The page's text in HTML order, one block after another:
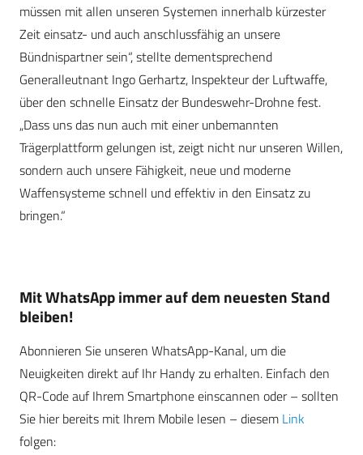
müssen mit allen unseren Systemen innerhalb kürzester
Zeit einsatz- und auch anschlussfähig an unsere
Bündnispartner sein“, stellte dementsprechend
Generalleutnant Ingo Gerhartz, Inspekteur der Luftwaffe,
über den schnelle Einsatz der Bundeswehr-Drohne fest.
„Dass uns das nun auch mit einer unbemannten
Trägerplattform gelungen ist, zeigt nicht nur unseren Willen,
sondern auch unsere Fähigkeit, neue und moderne
Waffensysteme schnell und effektiv in den Einsatz zu
bringen.“
Mit WhatsApp immer auf dem neuesten Stand
bleiben!
Abonnieren Sie unseren WhatsApp-Kanal, um die
Neuigkeiten direkt auf Ihr Handy zu erhalten. Einfach den
QR-Code auf Ihrem Smartphone einscannen oder – sollten
Sie hier bereits mit Ihrem Mobile lesen – diesem Link
folgen: